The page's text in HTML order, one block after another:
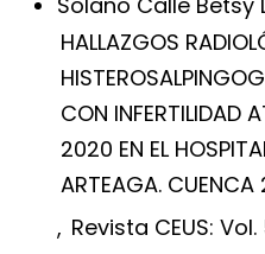
HALLAZGOS
CON INFERTILIDAD
2020 EN EL
ARTEAGA.
, Revista CEUS: